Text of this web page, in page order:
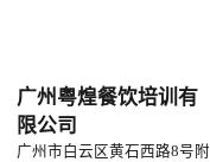
广州粤煌餐饮培训有
限公司
广州市白云区黄石西路8号附